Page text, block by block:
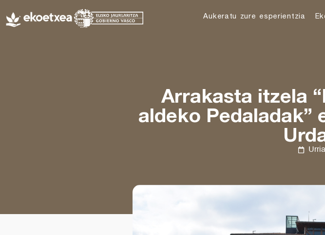
Aukeratu zure esperientzia
Arrakasta itzela
aldeko Pedaladak”